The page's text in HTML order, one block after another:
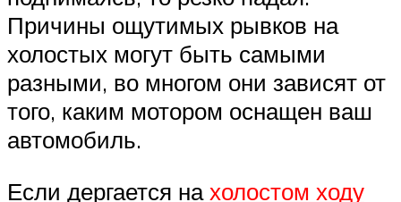
Причины ощутимых рывков на
холостых могут быть самыми
разными, во многом они зависят от
того, каким мотором оснащен ваш
автомобиль.
Если дергается нахолостом ходу